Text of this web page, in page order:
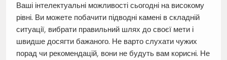
Ваші інтелектуальні можливості сьогодні на високому
рівні. Ви можете побачити підводні камені в складній
ситуації, вибрати правильний шлях до своєї мети і
швидше досягти бажаного. Не варто слухати чужих
порад чи рекомендацій, вони не будуть вам корисні. Не